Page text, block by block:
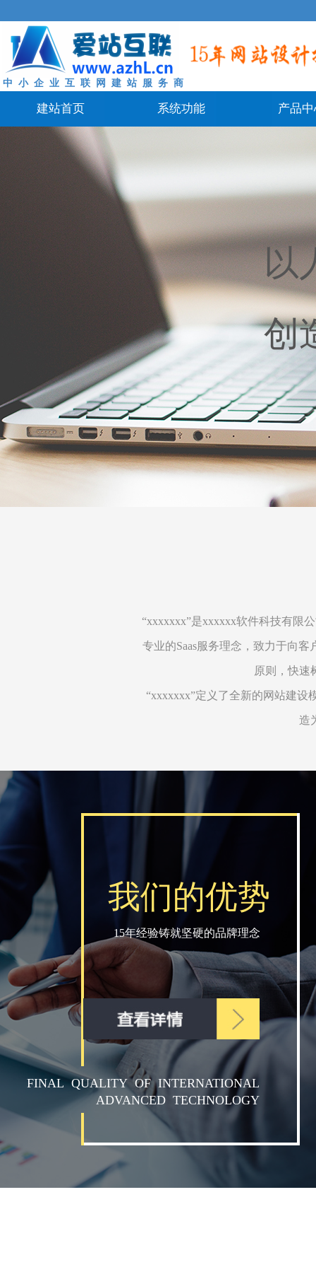
中 小 企 业 互 联 网 建 站 服 务 商
建站首页 系统功能 产品
以
创
“xxxxxxx”是xxxxxx软件科技有限
专业的Saas服务理念，致力于向
原则，快速
“xxxxxxx”定义了全新的网站建
造
我们的优势
15年经验铸就坚硬的品牌理念
FINAL QUALITY OF INTERNATIONAL
ADVANCED TECHNOLOGY